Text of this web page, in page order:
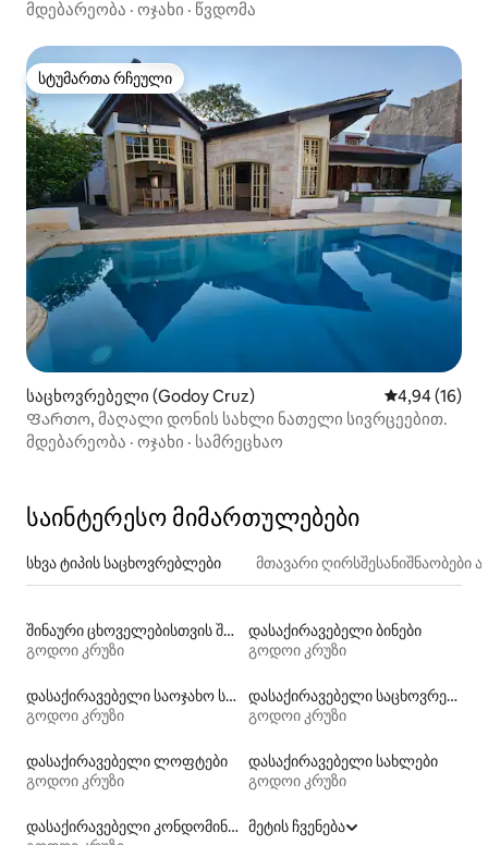
მდებარეობა · ოჯახი · წვდომა
სტუმართა რჩეული
სტუმართა რჩეული
საცხოვრებელი (Godoy Cruz) საშუალო
4,94 (16)
Ფართო, მაღალი დონის სახლი ნათელი სივრცეებით.
მდებარეობა · ოჯახი · სამრეცხაო
საინტერესო მიმართულებები
სხვა ტიპის საცხოვრებლები მთავარი
შინაური ცხოველებისთვის შესაფერისი დასაქირავებელი საცხოვრებლები
გოდოი კრუზი
დასაქირავებელი ბინები
გოდოი კრუზი
დასაქირავებელი საოჯახო სასტუმროები
გოდოი კრუზი
დასაქირავებელი საცხოვრებლები აუზებით
გოდოი კრუზი
დასაქირავებელი ლოფტები
გოდოი კრუზი
დასაქირავებელი სახლები
გოდოი კრუზი
დასაქირავებელი კონდომინიუმები მეტის ჩვენება